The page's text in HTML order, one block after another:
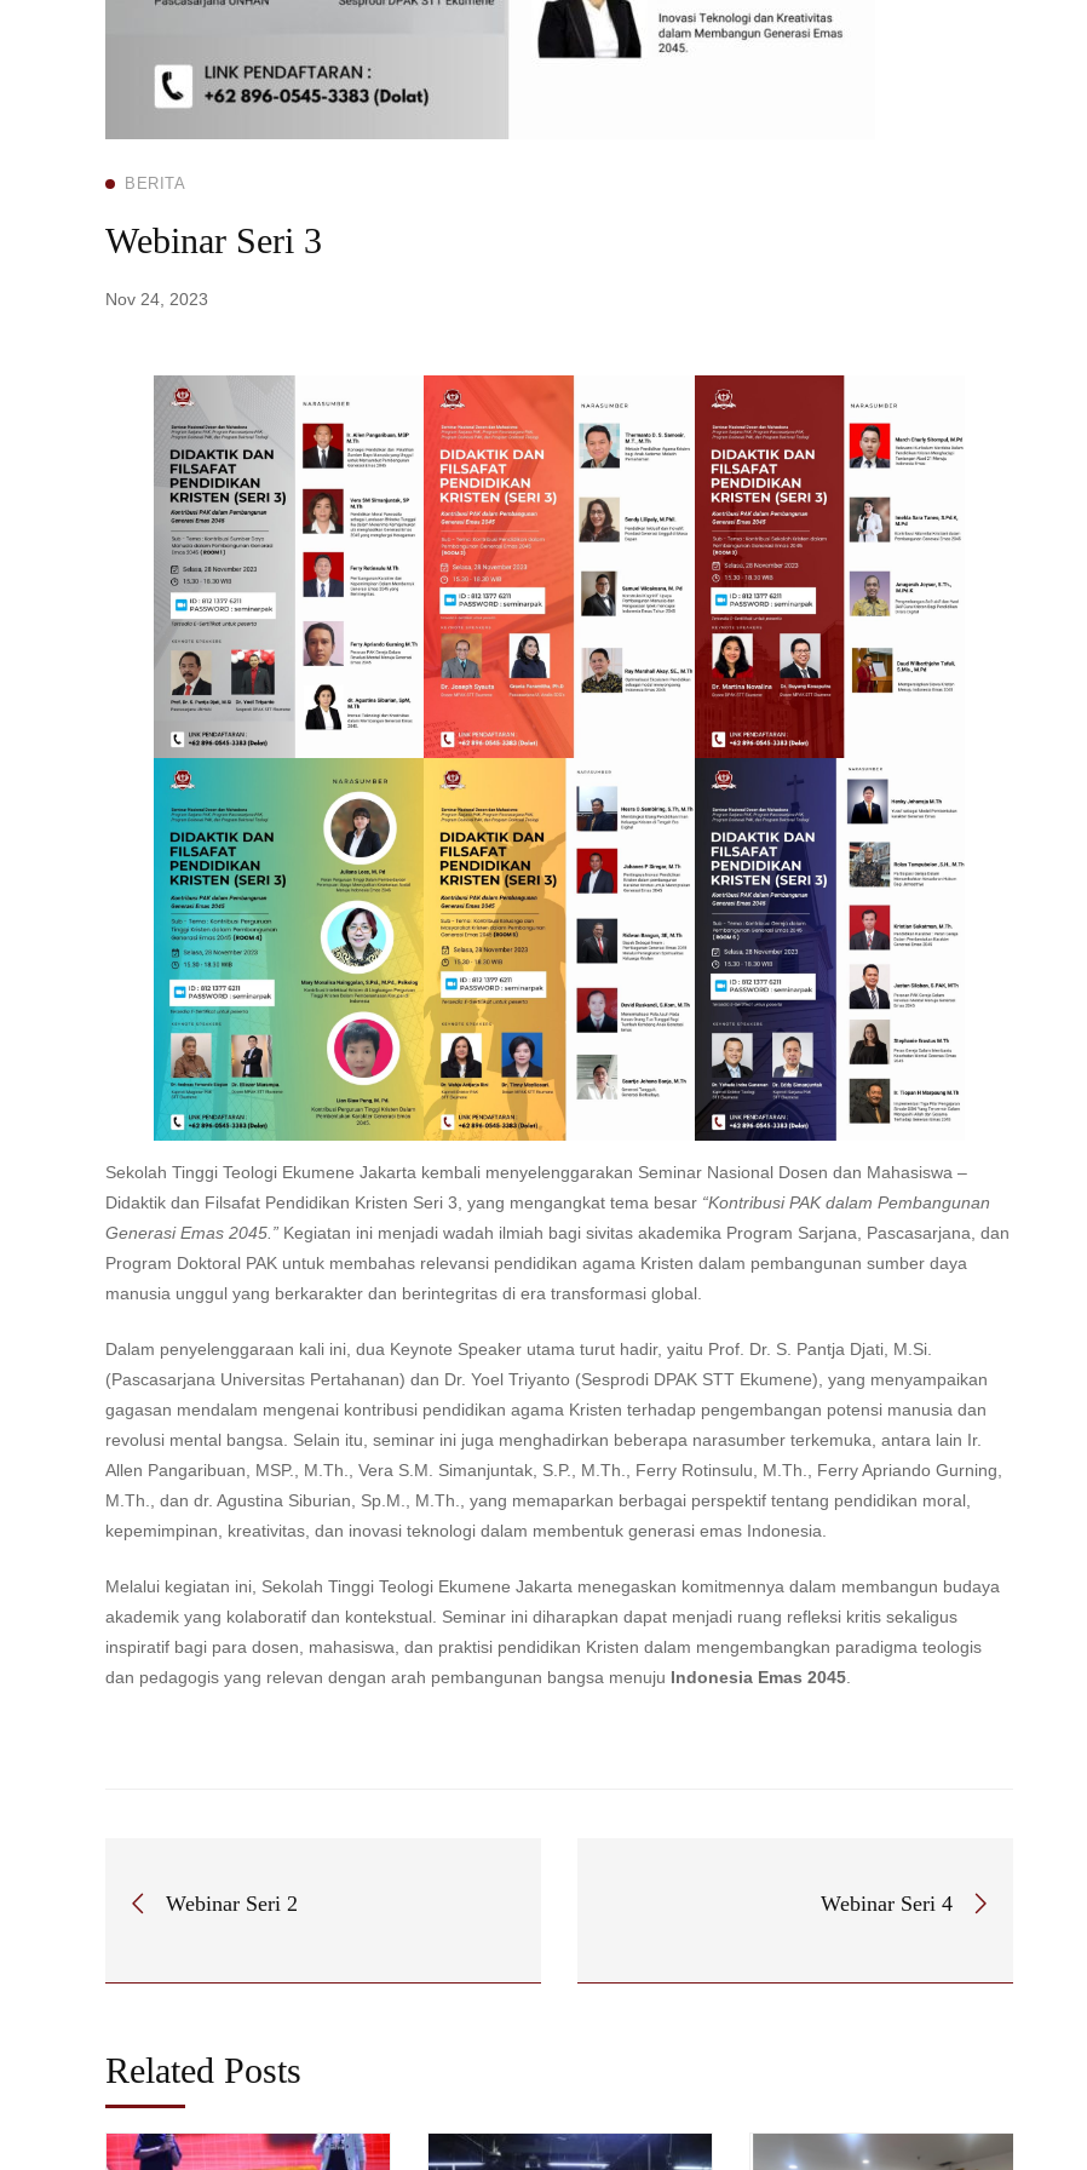
BERITA
Webinar Seri 3
Nov 24, 2023
Sekolah Tinggi Teologi Ekumene Jakarta kembali menyelenggarakan Seminar Nasional Dosen dan Mahasiswa –
Didaktik dan Filsafat Pendidikan Kristen Seri 3, yang mengangkat tema besar “Kontribusi PAK dalam Pembangunan
Generasi Emas 2045.” Kegiatan ini menjadi wadah ilmiah bagi sivitas akademika Program Sarjana, Pascasarjana, dan
Program Doktoral PAK untuk membahas relevansi pendidikan agama Kristen dalam pembangunan sumber daya
manusia unggul yang berkarakter dan berintegritas di era transformasi global.
Dalam penyelenggaraan kali ini, dua Keynote Speaker utama turut hadir, yaitu Prof. Dr. S. Pantja Djati, M.Si.
(Pascasarjana Universitas Pertahanan) dan Dr. Yoel Triyanto (Sesprodi DPAK STT Ekumene), yang menyampaikan
gagasan mendalam mengenai kontribusi pendidikan agama Kristen terhadap pengembangan potensi manusia dan
revolusi mental bangsa. Selain itu, seminar ini juga menghadirkan beberapa narasumber terkemuka, antara lain Ir.
Allen Pangaribuan, MSP., M.Th., Vera S.M. Simanjuntak, S.P., M.Th., Ferry Rotinsulu, M.Th., Ferry Apriando Gurning,
M.Th., dan dr. Agustina Siburian, Sp.M., M.Th., yang memaparkan berbagai perspektif tentang pendidikan moral,
kepemimpinan, kreativitas, dan inovasi teknologi dalam membentuk generasi emas Indonesia.
Melalui kegiatan ini, Sekolah Tinggi Teologi Ekumene Jakarta menegaskan komitmennya dalam membangun budaya
akademik yang kolaboratif dan kontekstual. Seminar ini diharapkan dapat menjadi ruang refleksi kritis sekaligus
inspiratif bagi para dosen, mahasiswa, dan praktisi pendidikan Kristen dalam mengembangkan paradigma teologis
dan pedagogis yang relevan dengan arah pembangunan bangsa menuju Indonesia Emas 2045
Webinar Seri 2 Webinar Seri 4
Related Posts